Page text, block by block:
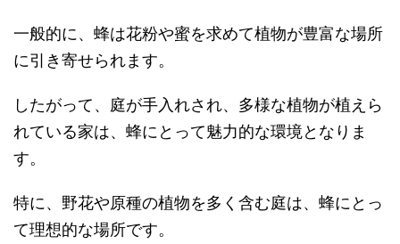
一般的に、蜂は花粉や蜜を求めて植物が豊富な場所
に引き寄せられます。
したがって、庭が手入れされ、多様な植物が植えら
れている家は、蜂にとって魅力的な環境となりま
す。
特に、野花や原種の植物を多く含む庭は、蜂にとっ
て理想的な場所です。